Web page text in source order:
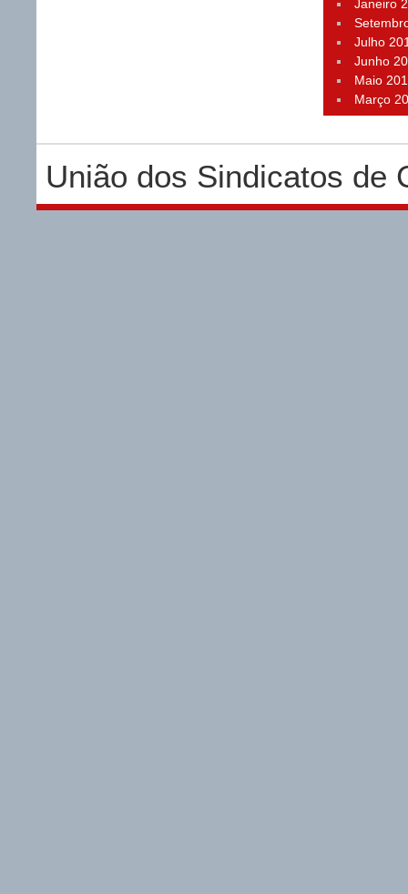
Janeiro
Julho
Junho
Maio
Março
União dos Sindicatos de